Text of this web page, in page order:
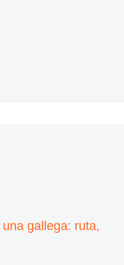
gallega: ruta,